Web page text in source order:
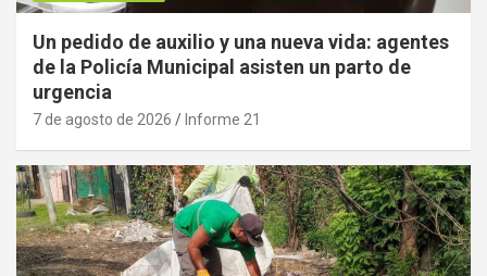
Un pedido de auxilio y una nueva vida: agentes
de la Policía Municipal asisten un parto de
urgencia
7 de agosto de 2026 Informe 21